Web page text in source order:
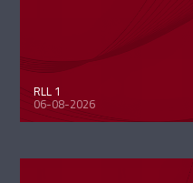
RLL 1
06-08-2026